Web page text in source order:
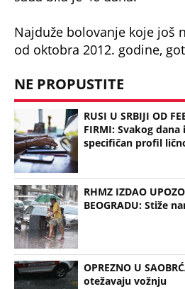
Najduže bolovanje koje još
od oktobra 2012. godine,
NE PROPUSTITE
RUSI U SRBIJI OD
FIRMI: Svakog
specifičan profil
RHMZ IZDAO
BEOGRADU: Stiže
OPREZNO U
otežavaju vožnju